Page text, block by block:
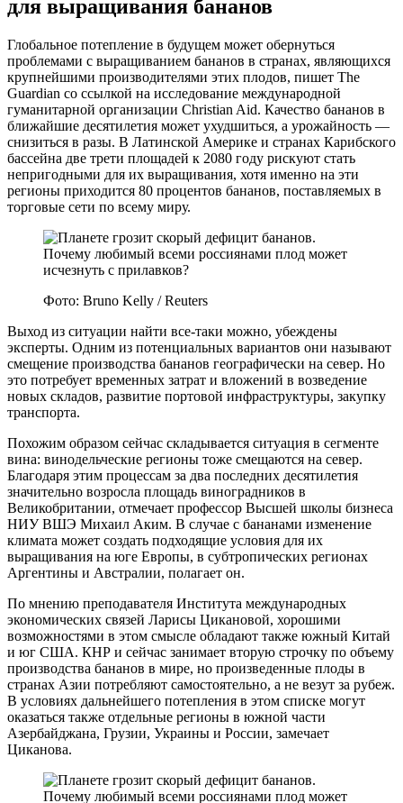
для выращивания бананов
Глобальное потепление в будущем может обернуться
проблемами с выращиванием бананов в странах, являющихся
крупнейшими производителями этих плодов, пишет The
Guardian со ссылкой на исследование международной
гуманитарной организации Christian Aid. Качество бананов в
ближайшие десятилетия может ухудшиться, а урожайность —
снизиться в разы. В Латинской Америке и странах Карибского
бассейна две трети площадей к 2080 году рискуют стать
непригодными для их выращивания, хотя именно на эти
регионы приходится 80 процентов бананов, поставляемых в
торговые сети по всему миру.
Фото: Bruno Kelly / Reuters
Выход из ситуации найти все-таки можно, убеждены
эксперты. Одним из потенциальных вариантов они называют
смещение производства бананов географически на север. Но
это потребует временных затрат и вложений в возведение
новых складов, развитие портовой инфраструктуры, закупку
транспорта.
Похожим образом сейчас складывается ситуация в сегменте
вина: винодельческие регионы тоже смещаются на север.
Благодаря этим процессам за два последних десятилетия
значительно возросла площадь виноградников в
Великобритании, отмечает профессор Высшей школы бизнеса
НИУ ВШЭ Михаил Аким. В случае с бананами изменение
климата может создать подходящие условия для их
выращивания на юге Европы, в субтропических регионах
Аргентины и Австралии, полагает он.
По мнению преподавателя Института международных
экономических связей Ларисы Цикановой, хорошими
возможностями в этом смысле обладают также южный Китай
и юг США. КНР и сейчас занимает вторую строчку по объему
производства бананов в мире, но произведенные плоды в
странах Азии потребляют самостоятельно, а не везут за рубеж.
В условиях дальнейшего потепления в этом списке могут
оказаться также отдельные регионы в южной части
Азербайджана, Грузии, Украины и России, замечает
Циканова.